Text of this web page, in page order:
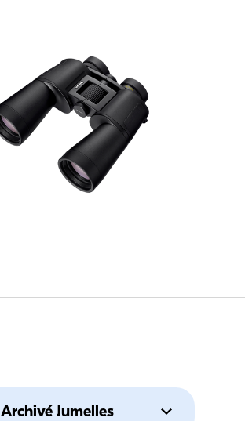
Archivé Jumelles